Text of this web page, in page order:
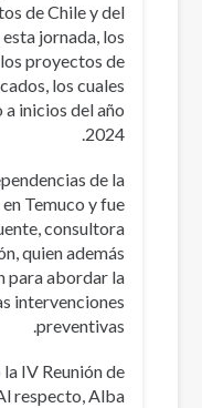
de Chile y del
jornada, los
proyectos de
los cuales
inicios del año
2024.
de la
Temuco y fue
consultora
quien además
para abordar la
intervenciones
preventivas.
IV Reunión de
respecto, Alba